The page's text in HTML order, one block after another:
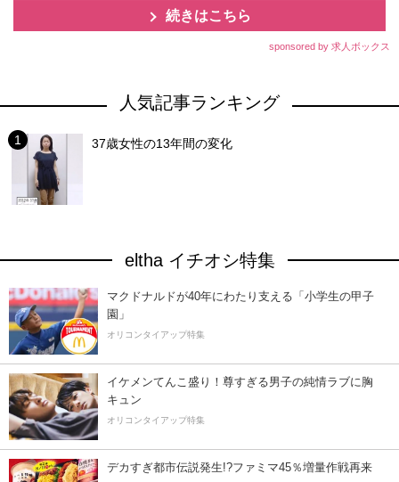
続きはこちら
sponsored by 求人ボックス
人気記事ランキング
37歳女性の13年間の変化
eltha イチオシ特集
マクドナルドが40年にわたり支える「小学生の甲子
園」
オリコンタイアップ特集
イケメンてんこ盛り！尊すぎる男子の純情ラブに胸
キュン
オリコンタイアップ特集
デカすぎ都市伝説発生!?ファミマ45％増量作戦再来